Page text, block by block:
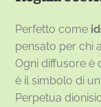
Perfetto come
pensato per chi
Ogni diffusore è
è il simbolo di
Perpetua